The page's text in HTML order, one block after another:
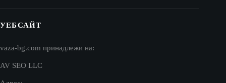
УЕБСАЙТ
vaza-bg.com принадлежи на:
AV SEO LLC